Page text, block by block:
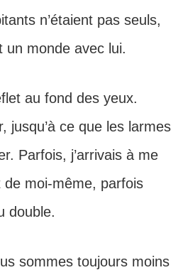
n’étaient pas seuls,
un monde avec lui.
au fond des yeux.
jusqu’à ce que les larmes
Parfois, j’arrivais à me
moi-même, parfois
double.
sommes toujours moins